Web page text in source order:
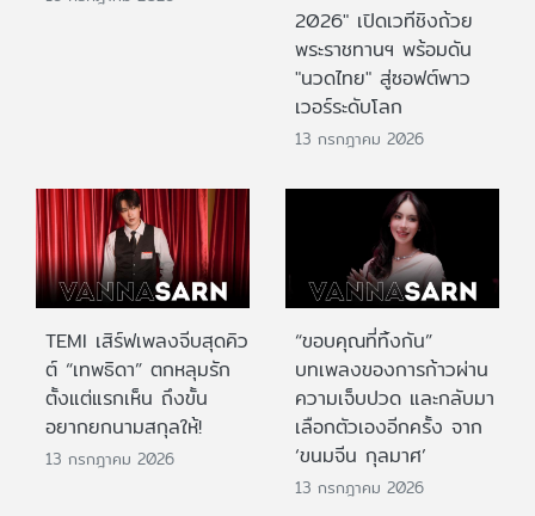
2026" เปิดเวทีชิงถ้วย
พระราชทานฯ พร้อมดัน
"นวดไทย" สู่ซอฟต์พาว
เวอร์ระดับโลก
13 กรกฎาคม 2026
TEMI เสิร์ฟเพลงจีบสุดคิว
ต์ “เทพธิดา” ตกหลุมรัก
ตั้งแต่แรกเห็น ถึงขั้น
อยากยกนามสกุลให้!
13 กรกฎาคม 2026
“ขอบคุณที่ทิ้งกัน”
บทเพลงของการก้าวผ่าน
ความเจ็บปวด และกลับมา
เลือกตัวเองอีกครั้ง จาก
‘ขนมจีน กุลมาศ’
13 กรกฎาคม 2026